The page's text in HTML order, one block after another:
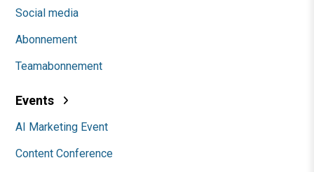
Social media
Abonnement
Teamabonnement
Events
AI Marketing Event
Content Conference